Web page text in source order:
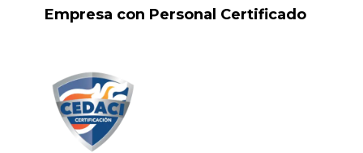
Empresa con Personal Certificado